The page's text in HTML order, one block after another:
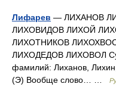
Лифарев — ЛИХАНОВ
ЛИХОВИДОВ ЛИХОЙ
ЛИХОТНИКОВ
ЛИХОДЕДОВ ЛИХОВОЛ
фамилий: Лиханов, Лихин,
(Э) Вообще слово… …